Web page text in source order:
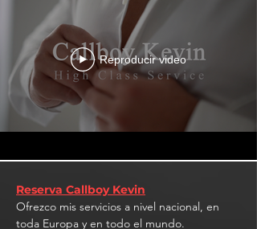
Reproducir video
Reserva Callboy Kevin
Ofrezco mis servicios a nivel nacional, en
toda Europa y en todo el mundo.